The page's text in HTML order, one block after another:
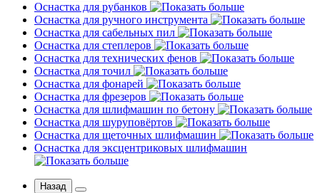
Оснастка для рубанков
Оснастка для ручного инструмента
Оснастка для сабельных пил
Оснастка для степлеров
Оснастка для технических фенов
Оснастка для точил
Оснастка для фонарей
Оснастка для фрезеров
Оснастка для шлифмашин по бетону
Оснастка для шуруповёртов
Оснастка для щеточных шлифмашин
Оснастка для эксцентриковых шлифмашин
Назад